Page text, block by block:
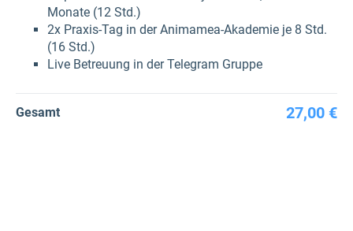
Monate (12 Std.)
2x Praxis-Tag in der Animamea-Akademie je 8 Std.
(16 Std.)
Live Betreuung in der Telegram Gruppe
Gesamt 27,00 €